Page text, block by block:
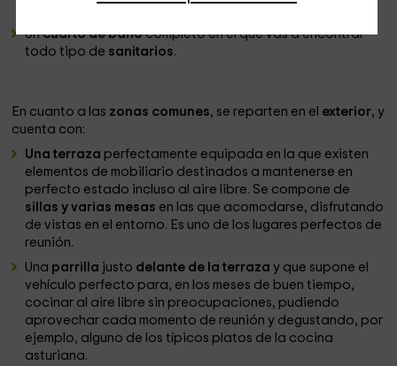
Uncuarto de bañocompleto en el que vas a encontrar
todo tipo de sanitarios.
En cuanto a las zonas comunes, se reparten en el exterior, y
cuenta con:
Una terraza perfectamente equipada en la que existen
elementos de mobiliario destinados a mantenerse en
perfecto estado incluso al aire libre. Se compone de
sillas y varias mesas en las que acomodarse, disfrutando
de vistas en el entorno. Es uno de los lugares perfectos de
reunión.
Una parrilla justo delante de la terrazay que supone el
vehículo perfecto para, en los meses de buen tiempo,
cocinar al aire libre sin preocupaciones, pudiendo
aprovechar cada momento de reunión y degustando, por
ejemplo, alguno de los típicos platos de la cocina
asturiana.